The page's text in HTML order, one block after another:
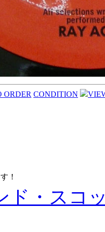
ORDER CONDITION
！
ド・スコ